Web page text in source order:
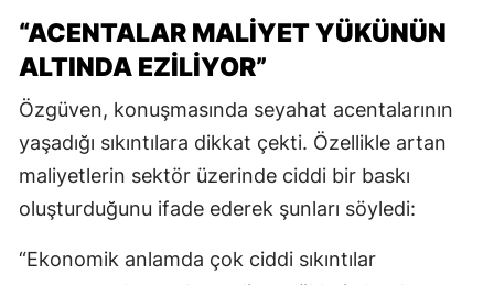
“ACENTALAR MALİYET YÜKÜNÜN
ALTINDA EZİLİYOR”
Özgüven, konuşmasında seyahat acentalarının
yaşadığı sıkıntılara dikkat çekti. Özellikle artan
maliyetlerin sektör üzerinde ciddi bir baskı
oluşturduğunu ifade ederek şunları söyledi:
“Ekonomik anlamda çok ciddi sıkıntılar